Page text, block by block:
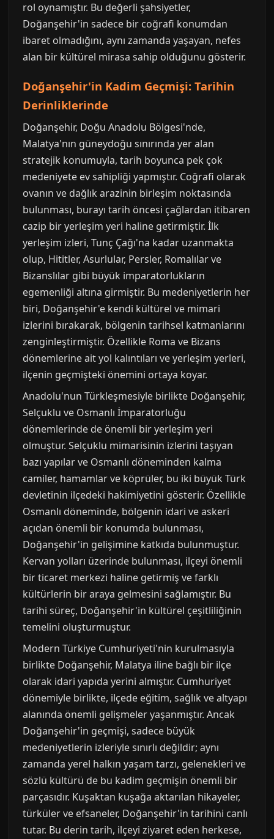
rol oynamıştır. Bu değerli şahsiyetler,
Doğanşehir'in sadece bir coğrafi konumdan
ibaret olmadığını, aynı zamanda yaşayan, nefes
alan bir kültürel mirasa sahip olduğunu gösterir.
Doğanşehir'in Kadim Geçmişi: Tarihin
Derinliklerinde
Doğanşehir, Doğu Anadolu Bölgesi'nde,
Malatya'nın güneydoğu sınırında yer alan
stratejik konumuyla, tarih boyunca pek çok
medeniyete ev sahipliği yapmıştır. Coğrafi olarak
ovanın ve dağlık arazinin birleşim noktasında
bulunması, burayı tarih öncesi çağlardan itibaren
cazip bir yerleşim yeri haline getirmiştir. İlk
yerleşim izleri, Tunç Çağı'na kadar uzanmakta
olup, Hititler, Asurlular, Persler, Romalılar ve
Bizanslılar gibi büyük imparatorlukların
egemenliği altına girmiştir. Bu medeniyetlerin her
biri, Doğanşehir'e kendi kültürel ve mimari
izlerini bırakarak, bölgenin tarihsel katmanlarını
zenginleştirmiştir. Özellikle Roma ve Bizans
dönemlerine ait yol kalıntıları ve yerleşim yerleri,
ilçenin geçmişteki önemini ortaya koyar.
Anadolu'nun Türkleşmesiyle birlikte Doğanşehir,
Selçuklu ve Osmanlı İmparatorluğu
dönemlerinde de önemli bir yerleşim yeri
olmuştur. Selçuklu mimarisinin izlerini taşıyan
bazı yapılar ve Osmanlı döneminden kalma
camiler, hamamlar ve köprüler, bu iki büyük Türk
devletinin ilçedeki hakimiyetini gösterir. Özellikle
Osmanlı döneminde, bölgenin idari ve askeri
açıdan önemli bir konumda bulunması,
Doğanşehir'in gelişimine katkıda bulunmuştur.
Kervan yolları üzerinde bulunması, ilçeyi önemli
bir ticaret merkezi haline getirmiş ve farklı
kültürlerin bir araya gelmesini sağlamıştır. Bu
tarihi süreç, Doğanşehir'in kültürel çeşitliliğinin
temelini oluşturmuştur.
Modern Türkiye Cumhuriyeti'nin kurulmasıyla
birlikte Doğanşehir, Malatya iline bağlı bir ilçe
olarak idari yapıda yerini almıştır. Cumhuriyet
dönemiyle birlikte, ilçede eğitim, sağlık ve altyapı
alanında önemli gelişmeler yaşanmıştır. Ancak
Doğanşehir'in geçmişi, sadece büyük
medeniyetlerin izleriyle sınırlı değildir; aynı
zamanda yerel halkın yaşam tarzı, gelenekleri ve
sözlü kültürü de bu kadim geçmişin önemli bir
parçasıdır. Kuşaktan kuşağa aktarılan hikayeler,
türküler ve efsaneler, Doğanşehir'in tarihini canlı
tutar. Bu derin tarih, ilçeyi ziyaret eden herkese,